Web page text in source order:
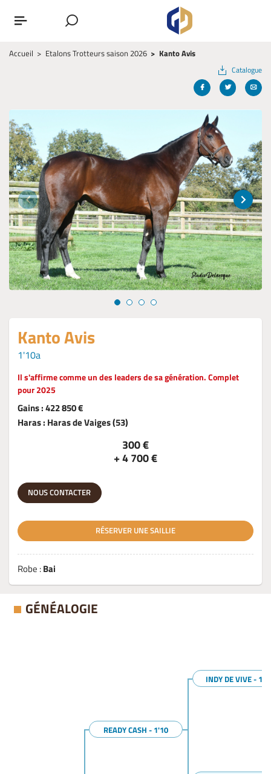
Accueil Etalons Trotteurs saison 2026 Kanto Avis
Catalogue
Kanto Avis
1'10a
Il s'affirme comme un des leaders de sa génération. Complet
pour 2025
Gains : 422 850 €
Haras : Haras de Vaiges (53)
300 €
+ 4 700 €
NOUS CONTACTER
RÉSERVER UNE SAILLIE
Robe :Bai
GÉNÉALOGIE
READY CASH - 1'10
INDY DE VIVE -